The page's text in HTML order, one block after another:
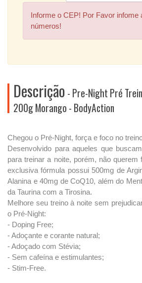
Informe o CEP! Por Favor infome
números!
Descrição - Pre-Night Pré
200g Morango - BodyAction
Chegou o Pré-Night, força e foco no
Desenvolvido para aqueles que
para treinar a noite, porém, não
exclusiva fórmula possui 500mg de
Alanina e 40mg de CoQ10, além do
da Taurina com a Tirosina.
Melhore seu treino à noite sem
o Pré-Night:
- Doping Free;
- Adoçante e corante natural;
- Adoçado com Stévia;
- Sem cafeína e estimulantes;
- Stim-Free.